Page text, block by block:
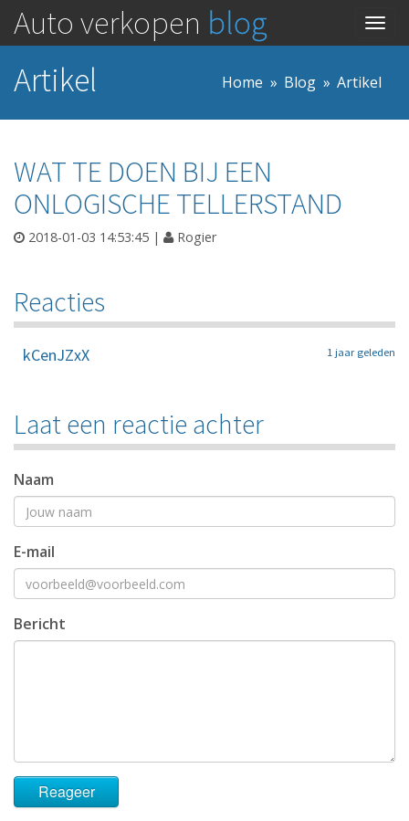
Auto verkopen blog
Artikel
Home Blog Artikel
WAT TE DOEN BIJ EEN
ONLOGISCHE TELLERSTAND
2018-01-03 14:53:45 | Rogier
Reacties
kCenJZxX 1 jaar geleden
Laat een reactie achter
Naam
E-mail
Bericht